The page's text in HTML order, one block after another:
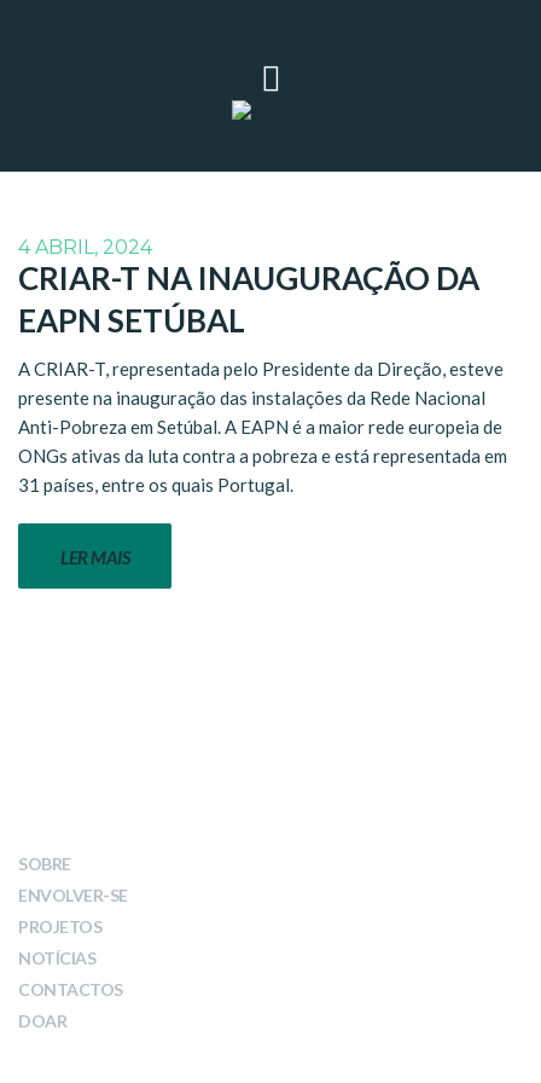
4 ABRIL, 2024
CRIAR-T NA INAUGURAÇÃO DA
EAPN SETÚBAL
A CRIAR-T, representada pelo Presidente da Direção, esteve
presente na inauguração das instalações da Rede Nacional
Anti-Pobreza em Setúbal. A EAPN é a maior rede europeia de
ONGs ativas da luta contra a pobreza e está representada em
31 países, entre os quais Portugal.
LER MAIS
SOBRE
ENVOLVER-SE
PROJETOS
NOTÍCIAS
CONTACTOS
DOAR